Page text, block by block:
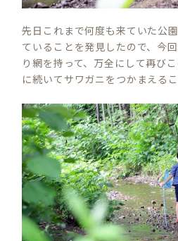
先日これまで何度も来ていた公
ていることを発見したので、今
り網を持って、万全にして再び
に続いてサワガニをつかまえるこ